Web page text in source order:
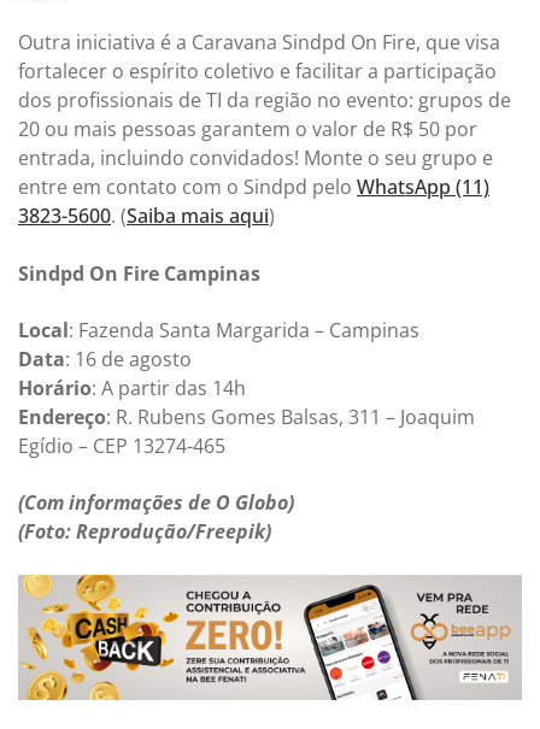
Outra iniciativa é a Caravana Sindpd On Fire, que visa
fortalecer o espírito coletivo e facilitar a participação
dos profissionais de TI da região no evento: grupos de
20 ou mais pessoas garantem o valor de R$ 50 por
entrada, incluindo convidados! Monte o seu grupo e
entre em contato com o Sindpd pelo WhatsApp (11)
3823-5600. (Saiba mais aqui)
Sindpd On Fire Campinas
Local: Fazenda Santa Margarida – Campinas
Data: 16 de agosto
Horário: A partir das 14h
Endereço: R. Rubens Gomes Balsas, 311 – Joaquim
Egídio – CEP 13274-465
(Com informações de O Globo)
(Foto: Reprodução/Freepik)